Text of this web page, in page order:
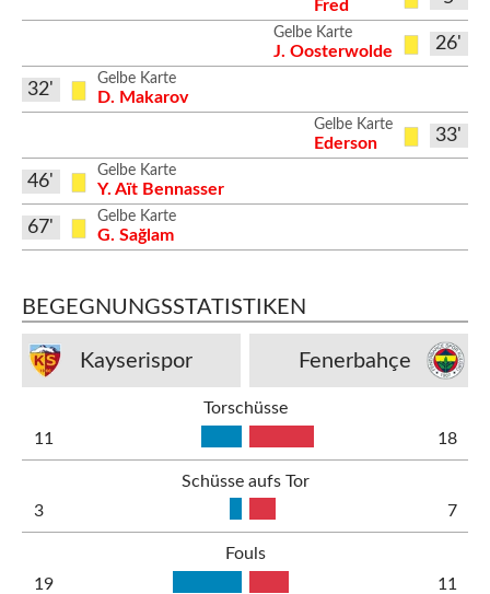
Fred
26'
Gelbe Karte
J. Oosterwolde
Gelbe Karte
D. Makarov
32'
33'
Gelbe Karte
Ederson
Gelbe Karte
Y. Aït Bennasser
46'
Gelbe Karte
G. Sağlam
67'
BEGEGNUNGSSTATISTIKEN
Kayserispor Fenerbahçe
Torschüsse
11
18
Schüsse aufs Tor
3
7
Fouls
19
11